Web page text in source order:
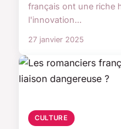
français ont une riche
l'innovation...
27 janvier 2025
CULTURE